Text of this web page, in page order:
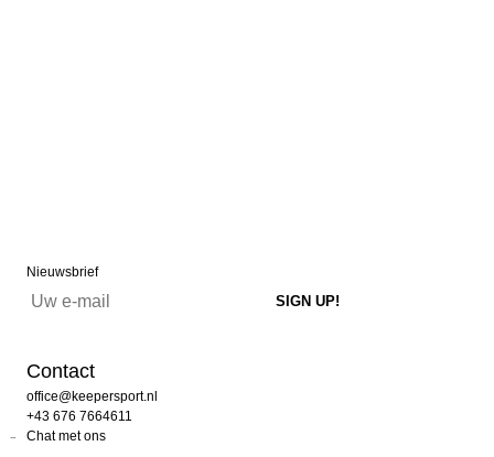
Nieuwsbrief
Contact
office@keepersport.nl
+43 676 7664611
Chat met ons